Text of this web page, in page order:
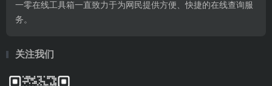
一零在线工具箱一直致力于为网民提供方便、快捷的在线查询服
务。
关注我们